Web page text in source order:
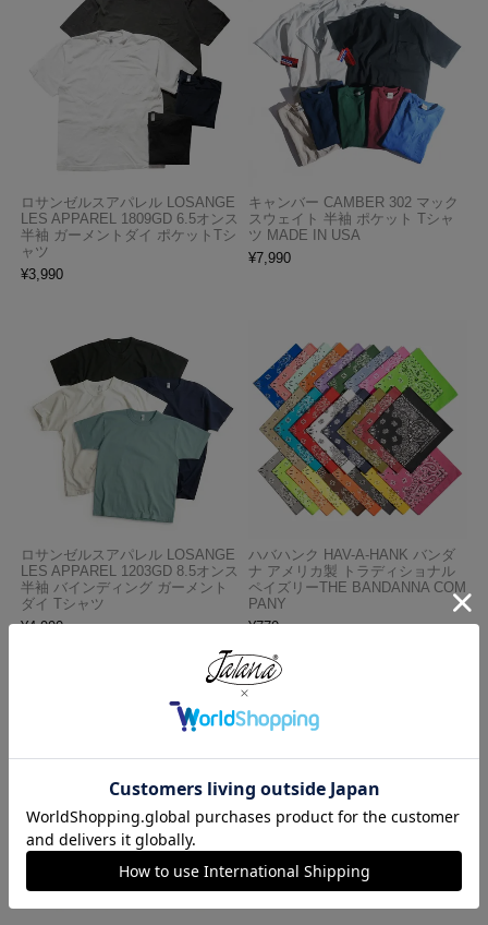
ロサンゼルスアパレル LOSANGE
LES APPAREL 1809GD 6.5オンス
半袖 ガーメントダイ ポケットTシ
ャツ
¥3,990
キャンバー CAMBER 302 マック
スウェイト 半袖 ポケット Tシャ
ツ MADE IN USA
¥7,990
ロサンゼルスアパレル LOSANGE
LES APPAREL 1203GD 8.5オンス
半袖 バインディング ガーメント
ダイ Tシャツ
¥4,990
ハバハンク HAV-A-HANK バンダ
ナ アメリカ製 トラディショナル
ペイズリーTHE BANDANNA COM
PANY
¥770